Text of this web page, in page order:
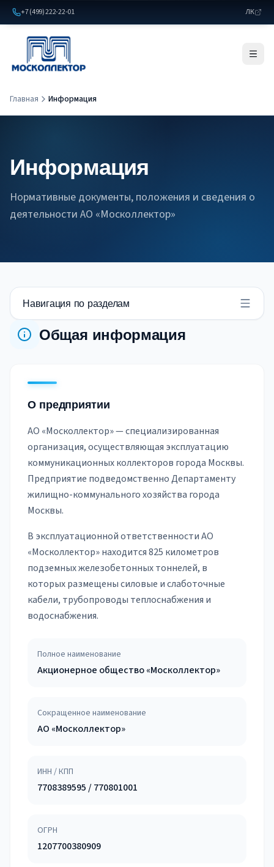
+7 (499) 222-22-01 ЛК
Главная Информация
Информация
Нормативные документы, положения и сведения о
деятельности АО «Москоллектор»
Навигация по разделам
Общая информация
О предприятии
АО «Москоллектор» — специализированная
организация, осуществляющая эксплуатацию
коммуникационных коллекторов города Москвы.
Предприятие подведомственно Департаменту
жилищно-коммунального хозяйства города
Москвы.
В эксплуатационной ответственности АО
«Москоллектор» находится 825 километров
подземных железобетонных тоннелей, в
которых размещены силовые и слаботочные
кабели, трубопроводы теплоснабжения и
водоснабжения.
Полное наименование
Акционерное общество «Москоллектор»
Сокращенное наименование
АО «Москоллектор»
ИНН / КПП
7708389595 / 770801001
ОГРН
1207700380909